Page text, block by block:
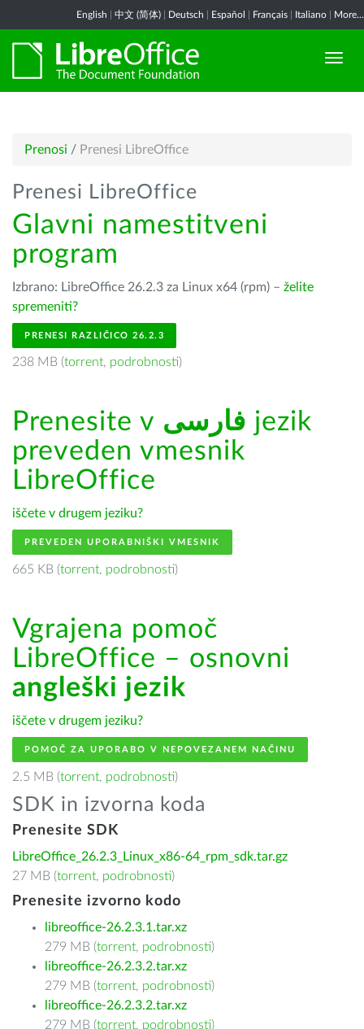
English 中文 (简体) Deutsch Español Français Italiano More...
Prenosi / Prenesi LibreOffice
Prenesi LibreOffice
Glavni namestitveni
program
Izbrano: LibreOffice 26.2.3 za Linux x64 (rpm) – želite
spremeniti?
PRENESI RAZLIČICO 26.2.3
238 MB (torrent, podrobnosti)
Prenesite v فارسى jezik
preveden vmesnik
LibreOffice
iščete v drugem jeziku?
PREVEDEN UPORABNIŠKI VMESNIK
665 KB (torrent, podrobnosti)
Vgrajena pomoč
LibreOffice – osnovni
angleški jezik
iščete v drugem jeziku?
POMOČ ZA UPORABO V NEPOVEZANEM NAČINU
2.5 MB (torrent, podrobnosti)
SDK in izvorna koda
Prenesite SDK
LibreOffice_26.2.3_Linux_x86-64_rpm_sdk.tar.gz
27 MB (torrent, podrobnosti)
Prenesite izvorno kodo
libreoffice-26.2.3.1.tar.xz
279 MB (torrent, podrobnosti)
libreoffice-26.2.3.2.tar.xz
279 MB (torrent, podrobnosti)
libreoffice-26.2.3.2.tar.xz
279 MB (torrent, podrobnosti)